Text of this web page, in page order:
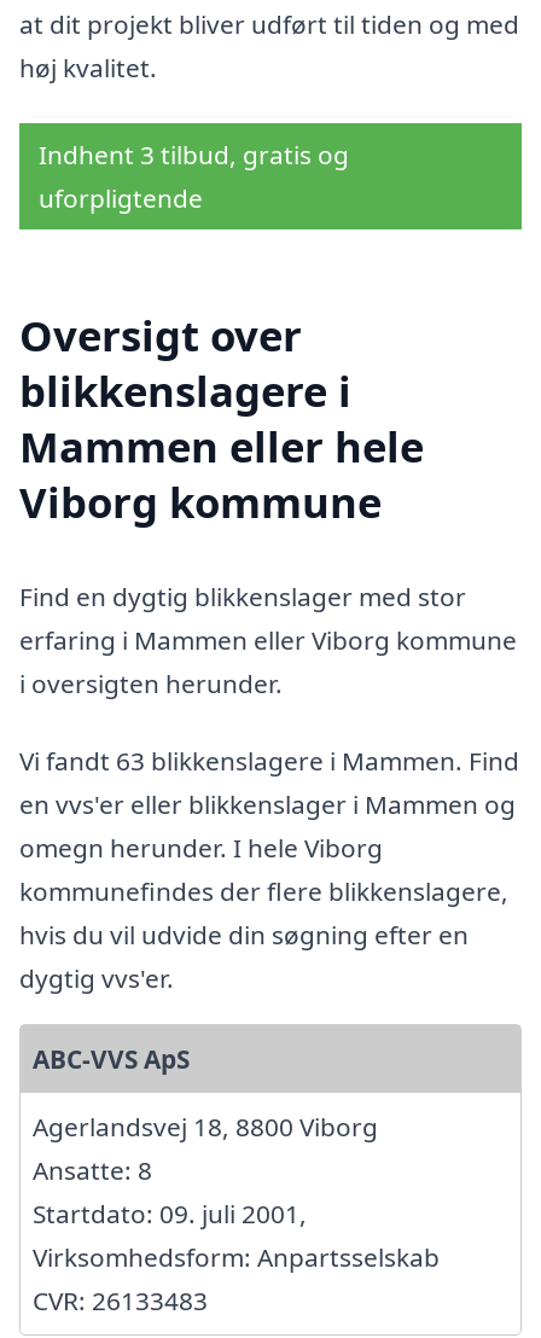
at dit projekt bliver udført til tiden og med
høj kvalitet.
Indhent 3 tilbud, gratis og
uforpligtende
Oversigt over
blikkenslagere i
Mammen eller hele
Viborg kommune
Find en dygtig blikkenslager med stor
erfaring i Mammen eller Viborg kommune
i oversigten herunder.
Vi fandt 63 blikkenslagere i Mammen. Find
en vvs'er eller blikkenslager i Mammen og
omegn herunder. I hele Viborg
kommunefindes der flere blikkenslagere,
hvis du vil udvide din søgning efter en
dygtig vvs'er.
ABC-VVS ApS
Agerlandsvej 18, 8800 Viborg
Ansatte: 8
Startdato: 09. juli 2001,
Virksomhedsform: Anpartsselskab
CVR: 26133483